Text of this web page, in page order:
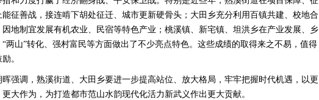
能征善战，接连啃下胡处征迁、城市更新硬骨头；大田乡充分利用百镇共建、校地合
因地制宜发展有机农业、民宿等特色产业；桃溪镇、新宅镇、坦洪乡在产业发展、乡
“两山”转化、强村富民等方面做出了不少亮点特色。这些成绩的取得来之不易，值得
。
晖强调，熟溪街道、大田乡要进一步提高站位、放大格局，牢牢把握时代机遇，以更
大作为，为打造都市范山水韵现代化活力新武义作出更大贡献。